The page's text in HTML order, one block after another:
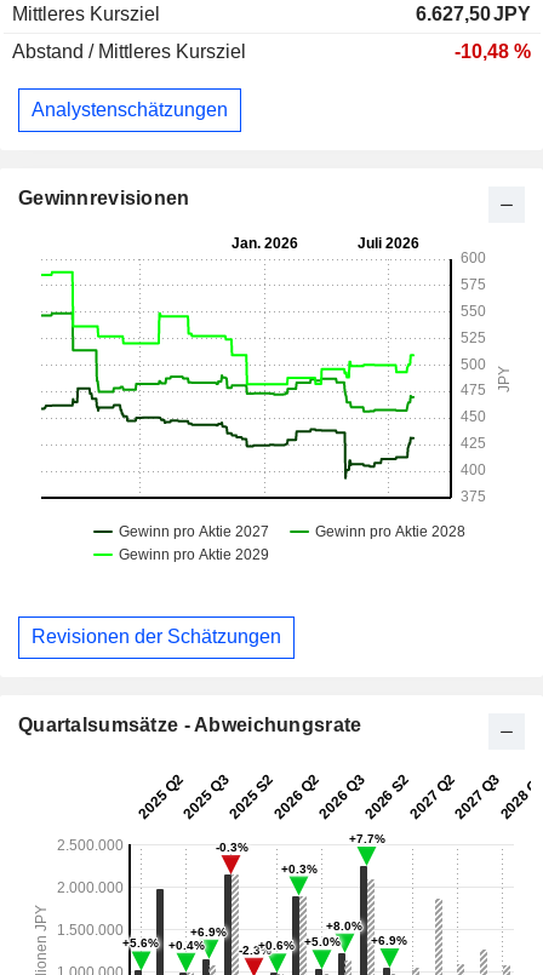
Mittleres Kursziel
6.627,50JPY
Abstand / Mittleres Kursziel
-10,48 %
Analystenschätzungen
Gewinnrevisionen
Revisionen der Schätzungen
Quartalsumsätze - Abweichungsrate